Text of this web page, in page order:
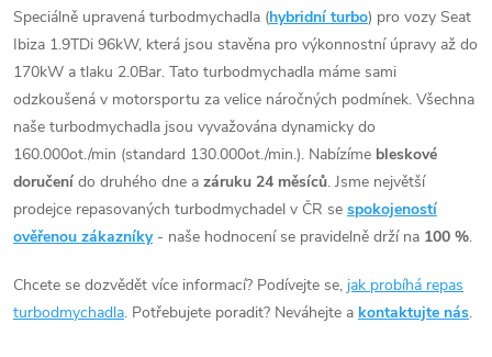
v
l
á
d
a
c
í
p
Speciálně upravená turbodmychadla (hybridní turbo) pro vozy Seat
Ibiza 1.9TDi 96kW, která jsou stavěna pro výkonnostní úpravy až do
170kW a tlaku 2.0Bar. Tato turbodmychadla máme sami
odzkoušená v motorsportu za velice náročných podmínek. Všechna
naše turbodmychadla jsou vyvažována dynamicky do
160.000ot./min (standard 130.000ot./min.). Nabízíme bleskové
doručení do druhého dne a záruku 24 měsíců. Jsme největší
prodejce repasovaných turbodmychadel v ČR se spokojeností
ověřenou zákazníky- naše hodnocení se pravidelně drží na 100 %.
Chcete se dozvědět více informací? Podívejte se, jak probíhá repas
turbodmychadla. Potřebujete poradit? Neváhejte a kontaktujte nás.